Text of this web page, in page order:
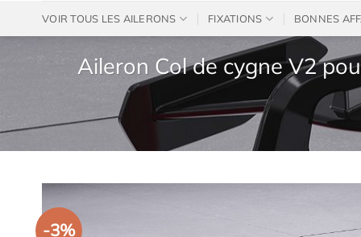
VOIR TOUS LES AILERONS FIXATIONS BONNES
Aileron Col de cygne V2
-3%